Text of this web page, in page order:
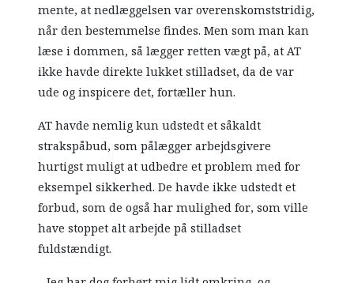
mente, at nedlæggelsen var overenskomststridig,
når den bestemmelse findes. Men som man kan
læse i dommen, så lægger retten vægt på, at AT
ikke havde direkte lukket stilladset, da de var
ude og inspicere det, fortæller hun.
AT havde nemlig kun udstedt et såkaldt
strakspåbud, som pålægger arbejdsgivere
hurtigst muligt at udbedre et problem med for
eksempel sikkerhed. De havde ikke udstedt et
forbud, som de også har mulighed for, som ville
have stoppet alt arbejde på stilladset
fuldstændigt.